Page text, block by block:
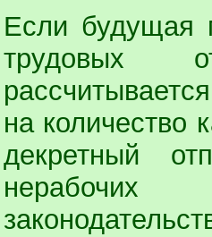
Если будущая
трудовых
на количество
декретный